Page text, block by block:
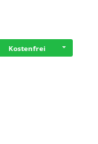
Kostenfrei